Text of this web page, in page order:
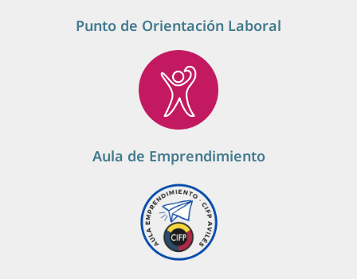
Punto de Orientación Laboral
Aula de Emprendimiento